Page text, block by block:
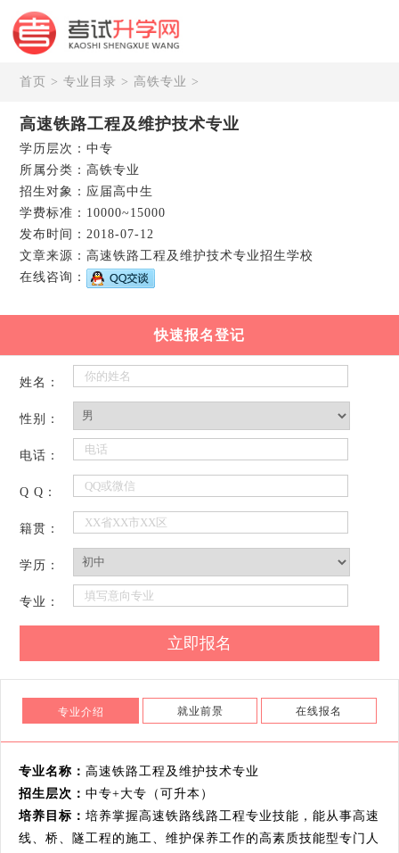
首页 >专业目录 > 高铁专业 >
高速铁路工程及维护技术专业
学历层次：中专
所属分类：高铁专业
招生对象：应届高中生
学费标准：10000~15000
发布时间：2018-07-12
文章来源：高速铁路工程及维护技术专业招生学校
在线咨询：
快速报名登记
姓名：
性别：
电话：
Q Q：
籍贯：
学历：
专业：
专业介绍 就业前景 在线报名
专业名称： 高速铁路工程及维护技术专业
招生层次： 中专+大专（可升本）
培养目标： 培养掌握高速铁路线路工程专业技能，能从事高速
线、桥、隧工程的施工、维护保养工作的高素质技能型专门人